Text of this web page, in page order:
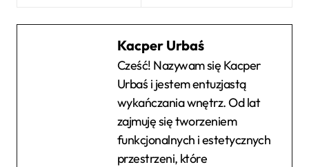
Kacper Urbaś
Cześć! Nazywam się Kacper
Urbaś i jestem entuzjastą
wykańczania wnętrz. Od lat
zajmuję się tworzeniem
funkcjonalnych i estetycznych
przestrzeni, które